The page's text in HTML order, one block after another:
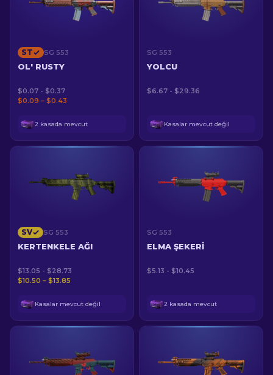
ST SG 553
OL' RUSTY
$0.07 - $0.37
$0.09 – $0.43
2 kasada mevcut
SG 553
YOLCU
$6.67 - $29.36
Kasalar mevcut değil
SV SG 553
KERTENKELE AĞI
$13.05 - $28.73
$10.50 – $13.85
Kasalar mevcut değil
SG 553
ELMA ŞEKERI
$5.13 - $10.45
2 kasada mevcut